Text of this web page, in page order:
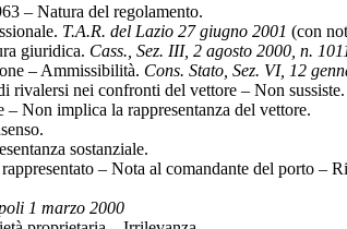
– Natura del regolamento.
T.A.R. del Lazio 27 giugno 2001 (con
giuridica. Cass., Sez. III, 2 agosto 2000, n.
– Ammissibilità. Cons. Stato, Sez. VI, 12
rivalersi nei confronti del vettore – Non sussiste.
Non implica la rappresentanza del vettore.
sostanziale.
– Nota al comandante del porto –
1 marzo 2000